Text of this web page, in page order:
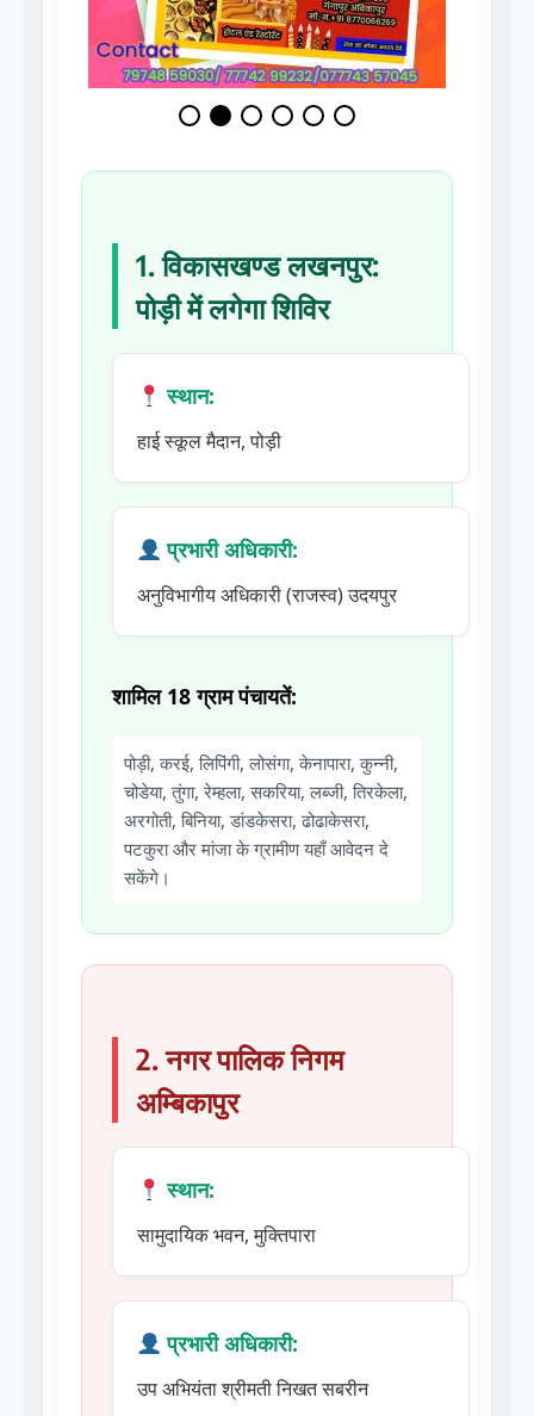
1. विकासखण्ड लखनपुर:
स्थान:
हाई स्कूल मैदान, पोड़ी
अनुविभागीय अधिकारी (राजस्व) उदयपुर
शामिल 18 ग्राम पंचायतें:
चोडेया, तुंगा, रेम्हला, सकरिया, लब्जी, तिरकेला,
पटकुरा और मांजा के ग्रामीण यहाँ आवेदन दे
सकेंगे।
2. नगर पालिक निगम
स्थान:
सामुदायिक भवन, मुक्तिपारा
प्रभारी अधिकारी:
उप अभियंता श्रीमती निखत सबरीन
शामिल वार्ड: